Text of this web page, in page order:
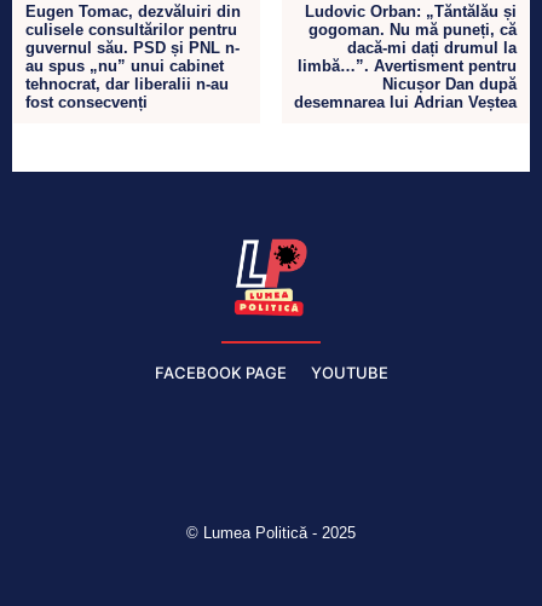
Eugen Tomac, dezvăluiri din
culisele consultărilor pentru
guvernul său. PSD și PNL n-
au spus „nu” unui cabinet
tehnocrat, dar liberalii n-au
fost consecvenți
Ludovic Orban: „Tăntălău și
gogoman. Nu mă puneți, că
dacă-mi dați drumul la
limbă…”. Avertisment pentru
Nicușor Dan după
desemnarea lui Adrian Veștea
FACEBOOK PAGE YOUTUBE
© Lumea Politică - 2025